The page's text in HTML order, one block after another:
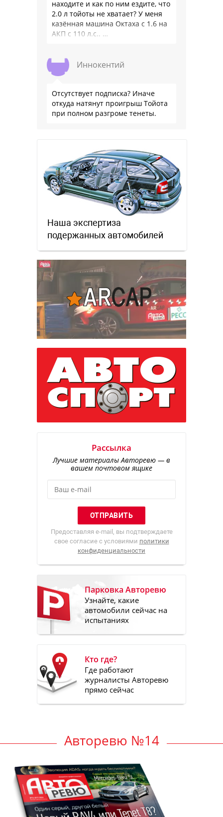
находите и как по ним ездите, что
2.0 л тойоты не хватает? У меня
казённая машина Октаха с 1.6 на
АКП с 110 л.с.. …
Иннокентий
Отсутствует подписка? Иначе
откуда натянут проигрыш Тойота
при полном разгроме тенеты.
Наша экспертиза
подержанных автомобилей
Рассылка
Лучшие материалы Авторевю — в
вашем почтовом ящике
Предоставляя e-mail, вы подтверждаете
свое согласие с условиями политики
конфиденциальности
Парковка Авторевю
Узнайте, какие
автомобили сейчас на
испытаниях
Кто где?
Где работают
журналисты Авторевю
прямо сейчас
Авторевю №14